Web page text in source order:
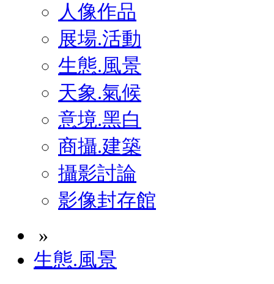
人像作品
展場.活動
生態.風景
天象.氣候
意境.黑白
商攝.建築
攝影討論
影像封存館
»
生態.風景